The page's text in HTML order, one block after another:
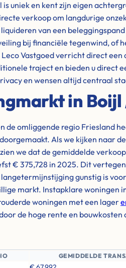
uniek en kent zijn eigen
verkoop om langdurige
van een beleggingspand
bij financiële tegenwind, of
Vastgoed verricht direct een
traject en bieden u direct
en wensen altijd centraal
in Boijl
de omliggende regio Friesland
Als we kijken naar
we dat de gemiddelde
€ 375,728 in 2025. Dit
gunstig is
markt. Instapklare woningen
woningen met een lager
de hoge rente en
GEMIDDELDE